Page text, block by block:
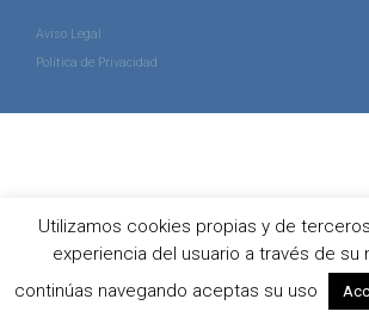
Aviso Legal
Política de Privacidad
Utilizamos cookies propias y de
experiencia del usuario a través de su
continúas navegando aceptas su uso